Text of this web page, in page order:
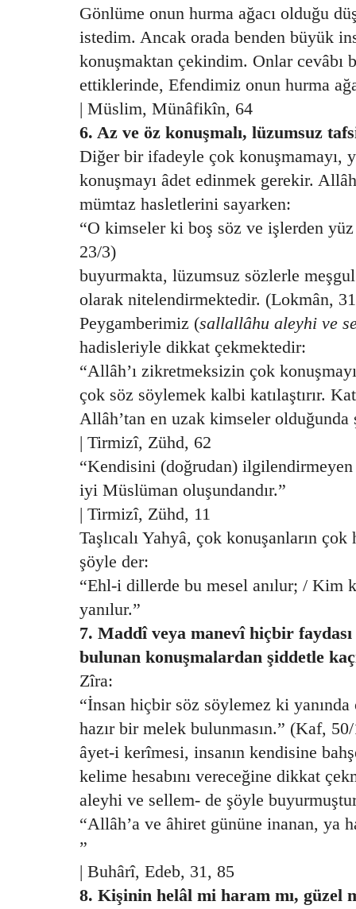
Gönlüme onun hurma ağacı olduğu
istedim. Ancak orada benden büyük
konuşmaktan çekindim. Onlar cevâbı
ettiklerinde, Efendimiz onun hurma
| Müslim, Münâfikîn, 64
6. Az ve öz konuşmalı, lüzumsuz
Diğer bir ifadeyle çok konuşmamayı,
konuşmayı âdet edinmek gerekir.
mümtaz hasletlerini sayarken:
“O kimseler ki boş söz ve işlerden
23/3)
buyurmakta, lüzumsuz sözlerle
olarak nitelendirmektedir. (Lokmân,
Peygamberimiz (sallallâhu aleyhi ve
hadisleriyle dikkat çekmektedir:
“Allâh’ı zikretmeksizin çok
çok söz söylemek kalbi katılaştırır.
Allâh’tan en uzak kimseler olduğunda
| Tirmizî, Zühd, 62
“Kendisini (doğrudan)
iyi Müslüman oluşundandır.”
| Tirmizî, Zühd, 11
Taşlıcalı Yahyâ, çok konuşanların çok
şöyle der:
“Ehl-i dillerde bu mesel anılur; / Kim
yanılur.”
7. Maddî veya manevî hiçbir
bulunan konuşmalardan şiddetle
Zîra:
“İnsan hiçbir söz söylemez ki
hazır bir melek bulunmasın.” (Kaf,
âyet-i kerîmesi, insanın kendisine
kelime hesabını vereceğine dikkat
aleyhi ve sellem- de şöyle
“Allâh’a ve âhiret gününe inanan, ya
”
| Buhârî, Edeb, 31, 85
8. Kişinin helâl mi haram mı, güzel